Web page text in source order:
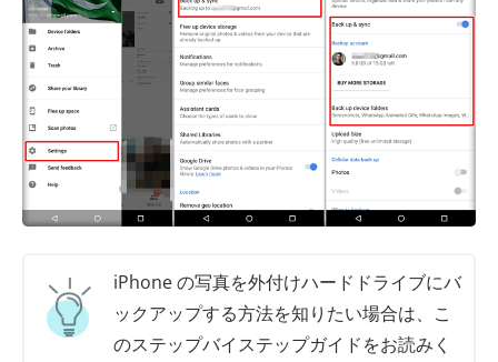
iPhone の写真を外付けハードドライブにバ
ックアップする方法を知りたい場合は、こ
のステップバイステップガイドをお読みく